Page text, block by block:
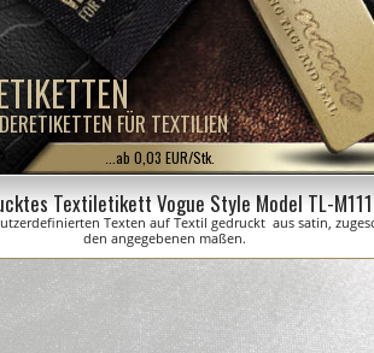
FÜR TEXTILIEN
...ab 0,03 EUR/Stk.
Textiletikett Vogue Style Model TL-M111
Texten auf Textil gedruckt aus satin,
den angegebenen maßen.